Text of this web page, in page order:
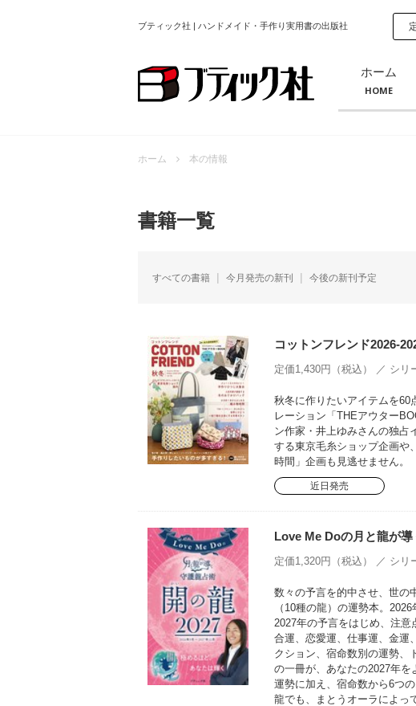
ブティック社 | ハンドメイド・手作り実用書の出版社
ホーム
HOME
ホーム 本の情報
書籍一覧
すべての書籍 今月発売の新刊 今後の新刊予定
コットンフレンド2026-
定価1,430円（税込） ／ シリ
秋冬に作りたいアイテムを60
レーション「THEアウター
ン作家・井上ゆみさんの独占
する東京毛糸ショップ企画や
時間」企画も見逃せません。
近日発売
Love Me Doの月と龍が
定価1,320円（税込） ／ シリ
数々の予言を的中させ、世の
（10種の龍）の運勢本。
2027年の予言をはじめ、注
合運、恋愛運、仕事運、金運
クション、宿命数別の運勢、
の一冊が、あなたの2027年
運勢に加え、宿命数から6つ
龍でも、まとうオーラによっ